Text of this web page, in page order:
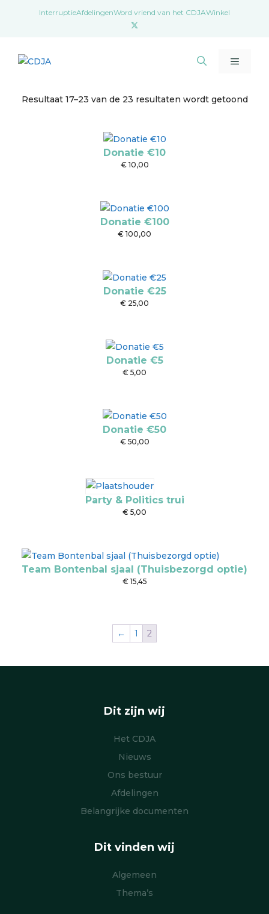
inhoud
InterruptieAfdelingenWord vriend van het CDJAWinkel
Menu
Resultaat 17–23 van de 23 resultaten wordt getoond
Donatie €10
€10,00
Donatie €100
€ 100,00
Donatie €25
€ 25,00
Donatie €5
€ 5,00
Donatie €50
€50,00
Party & Politics trui
€ 5,00
Team Bontenbal sjaal (Thuisbezorgd optie)
€ 15,45
← 1 2
Dit zijn wij
Het CDJA
Nieuws
Ons bestuur
Afdelingen
Belangrijke documenten
Dit vinden wij
Algemeen
Thema’s